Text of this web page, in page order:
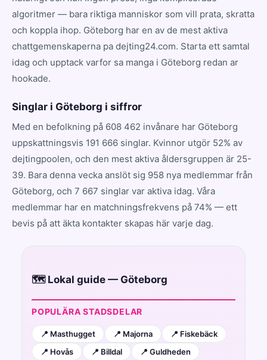
algoritmer — bara riktiga manniskor som vill prata, skratta
och koppla ihop. Göteborg har en av de mest aktiva
chattgemenskaperna pa dejting24.com. Starta ett samtal
idag och upptack varfor sa manga i Göteborg redan ar
hookade.
Singlar i Göteborg i siffror
Med en befolkning på 608 462 invånare har Göteborg
uppskattningsvis 191 666 singlar. Kvinnor utgör 52% av
dejtingpoolen, och den mest aktiva åldersgruppen är 25-
39. Bara denna vecka anslöt sig 958 nya medlemmar från
Göteborg, och 7 667 singlar var aktiva idag. Våra
medlemmar har en matchningsfrekvens på 74% — ett
bevis på att äkta kontakter skapas här varje dag.
🗺️ Lokal guide — Göteborg
POPULÄRA STADSDELAR
📍 Masthugget 📍 Majorna
📍 Fiskebäck
📍 Hovås
📍 Billdal 📍 Guldheden